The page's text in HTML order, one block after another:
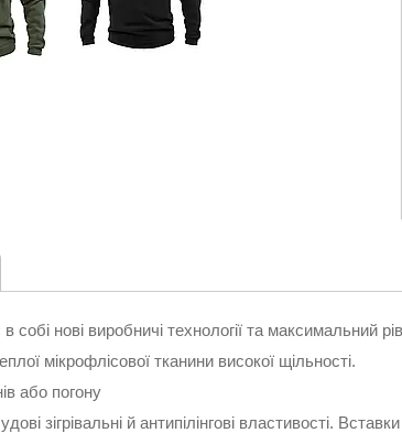
нові виробничі технології та максимальний
мікрофлісової тканини високої щільності.
або погону
зігрівальні й антипілінгові властивості.